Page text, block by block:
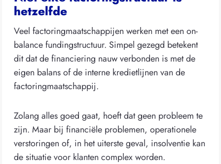
hetzelfde
Veel factoringmaatschappijen werken met een on-
balance fundingstructuur. Simpel gezegd betekent
dit dat de financiering nauw verbonden is met de
eigen balans of de interne kredietlijnen van de
factoringmaatschappij.
Zolang alles goed gaat, hoeft dat geen probleem te
zijn. Maar bij financiële problemen, operationele
verstoringen of, in het uiterste geval, insolventie kan
de situatie voor klanten complex worden.